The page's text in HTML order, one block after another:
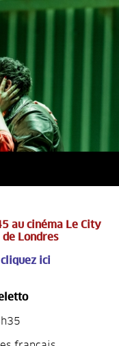
au cinéma Le City
de Londres
cliquez ici